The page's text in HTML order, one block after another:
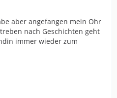
aber angefangen mein Ohr
nach Geschichten geht
immer wieder zum